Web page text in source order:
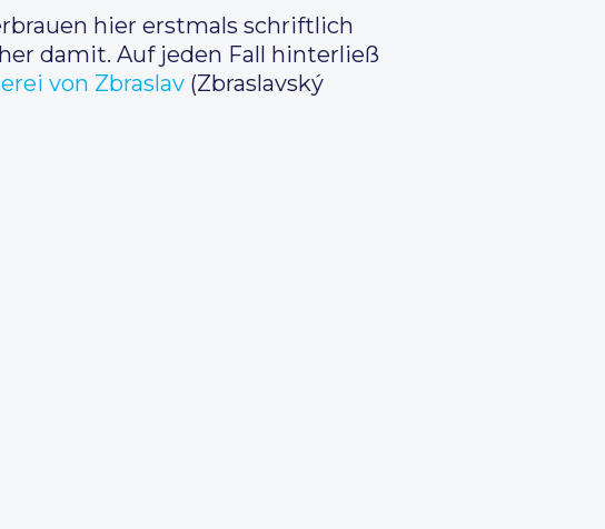
hier erstmals schriftlich
damit. Auf jeden Fall hinterließ
von Zbraslav (Zbraslavský